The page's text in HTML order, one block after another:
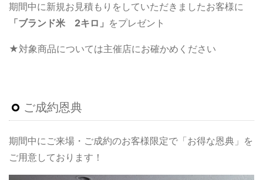
期間中に新規お見積もりをしていただきましたお客様に
「ブランド米 2キロ」 をプレゼント
★対象商品については主催店にお確かめください
ご成約恩典
期間中にご来場・ご成約のお客様限定で「お得な恩典」を
ご用意しております！